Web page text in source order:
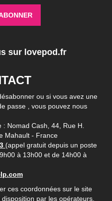
sur lovepod.fr
ou si vous avez une
passe , vous pouvez nous
Nomad Cash, 44, Rue H.
Mahault - France
(appel gratuit depuis un poste
à 13h00 et de 14h00 à
ces coordonnées sur le site
par les opérateurs.